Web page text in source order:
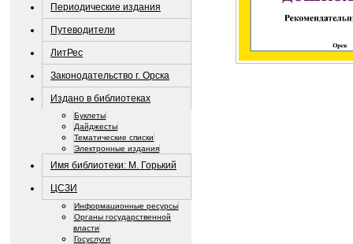
Периодические издания
Путеводители
ЛитРес
Законодательство г. Орска
Издано в библиотеках
Буклеты
Дайджесты
Тематические списки
Электронные издания
Имя библиотеки: М. Горький
ЦСЗИ
Информационные ресурсы
Органы государственной
власти
Госуслуги